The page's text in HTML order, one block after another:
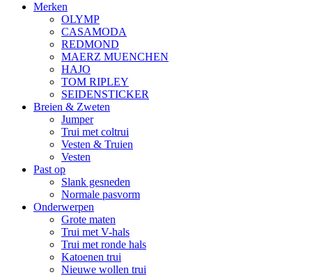
Merken
OLYMP
CASAMODA
REDMOND
MAERZ MUENCHEN
HAJO
TOM RIPLEY
SEIDENSTICKER
Breien & Zweten
Jumper
Trui met coltrui
Vesten & Truien
Vesten
Past op
Slank gesneden
Normale pasvorm
Onderwerpen
Grote maten
Trui met V-hals
Trui met ronde hals
Katoenen trui
Nieuwe wollen trui